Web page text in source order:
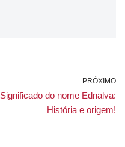
PRÓXIMO
Significado do nome Ednalva:
História e origem!